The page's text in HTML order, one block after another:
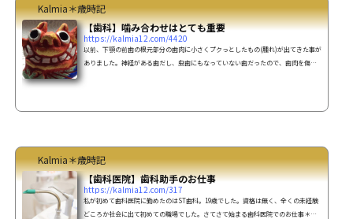
Kalmia＊歳時記
【歯科】噛み合わせはとても重要
https://kalmia12.com/4420
以前、下顎の前歯の根元部分の歯肉に小さくプクっとしたもの(腫れ)が出てきた事が
ありました。神経がある歯だし、虫歯にもなっていない歯だったので、歯肉を傷つ
Kalmia＊歳時記
【歯科医院】歯科助手のお仕事
https://kalmia12.com/317
私が初めて歯科医院に勤めたのはST歯科。19歳でした。資格は無く、全くの未経験
どころか社会に出て初めての職場でした。さてさて始まる歯科医院でのお仕事＊初